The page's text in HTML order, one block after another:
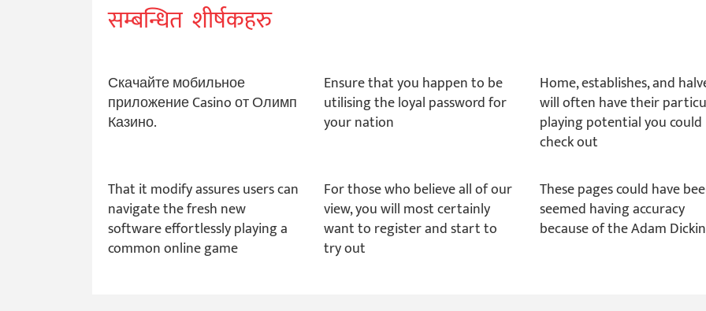
सम्बन्धित शीर्षकहरु
Скачайте мобильное
приложение Casino от Олимп
Казино.
Ensure that you happen to be
utilising the loyal password for
your nation
Home, establishes, and
will often have their
playing potential you could
check out
That it modify assures users can
navigate the fresh new
software effortlessly playing a
common online game
For those who believe all of our
view, you will most certainly
want to register and start to
try out
These pages could have
seemed having accuracy
because of the Adam